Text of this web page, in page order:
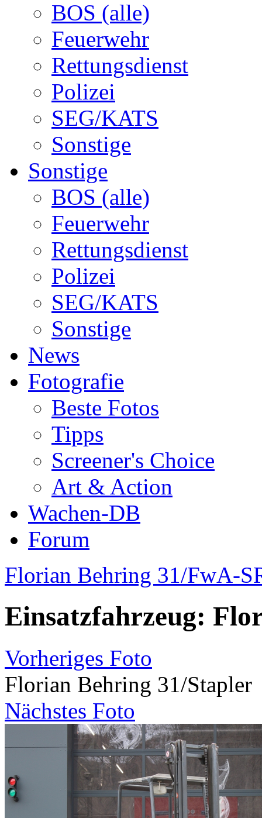
BOS (alle)
Feuerwehr
Rettungsdienst
Polizei
SEG/KATS
Sonstige
Sonstige
BOS (alle)
Feuerwehr
Rettungsdienst
Polizei
SEG/KATS
Sonstige
News
Fotografie
Beste Fotos
Tipps
Screener's Choice
Art & Action
Wachen-DB
Forum
Florian Behring 31/FwA-
Einsatzfahrzeug:
Vorheriges Foto
Florian Behring 31/Stapler
Nächstes Foto